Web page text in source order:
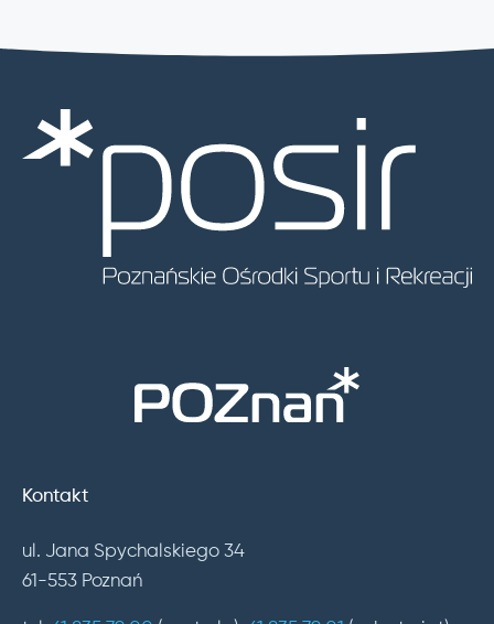
Kontakt
ul. Jana Spychalskiego 34
61-553 Poznań